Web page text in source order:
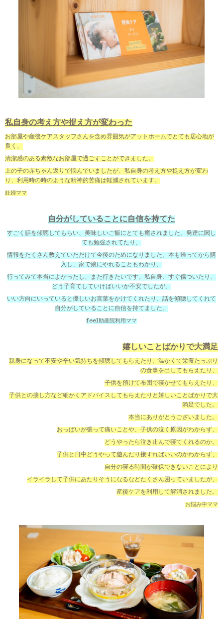
私自身の考え方や捉え方が変わった
お部屋や産後ケアスタッフさんを含め雰囲気がアットホームでとても居心地が
良く、
清潔感のある素敵なお部屋で過ごすことができました。
上の子の赤ちゃん返りで悩んでいましたが、私自身の考え方や捉え方が変わ
り、利用時の時のような精神的苦痛は軽減されています。
妊婦ママ
自分がしていることに自信を持てた
すごく話を傾聴してもらい、美味しいご飯にとても癒されました。発達に関し
ても勉強されてたり、
情報をたくさん教えていただけて今後のためになりました。本も帰ってから購
入し、家で娘にやれることもわかり、
行ってみて本当によかったし、また行きたいです。私自身、すぐ傷ついたり、
どう子育てしていけばいいか不安でしたが、
いい方向にいっていると優しいお言葉をかけてくれたり、話を傾聴してくれて
自分がしていることに自信を持てました。
feel助産院利用ママ
嬉しいことばかりで大満足
親身になって不安や辛い気持ちを傾聴してもらえたり、温かくて栄養たっぷり
の食事を出してもらえたり、
子供を預けて布団で寝かせてもらえたり、
子供との接し方など細かくアドバイスしてもらえたりと嬉しいことばかりで大
満足でした。
本当にありがとうございました。
おっぱいが張って痛いことや、子供の泣く原因がわからず、
どうやったら泣き止んで寝てくれるのか。
子供と日中どうやって遊んだり接すればいいのかわからず、
自分の寝る時間が確保できないことにより
イライラして子供にあたりそうになるなどたくさん困っていましたが、
産後ケアを利用して解消されました。
お悩み中ママ